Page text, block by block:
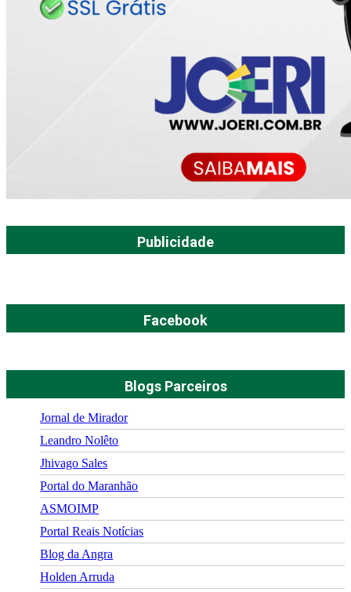
Publicidade
Facebook
Blogs Parceiros
Jornal de Mirador
Leandro Nolêto
Jhivago Sales
Portal do Maranhão
ASMOIMP
Portal Reais Notí­cias
Blog da Angra
Holden Arruda